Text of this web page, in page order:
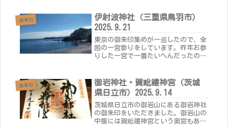
ことなどから、鬼太郎茶屋がああ...
御朱印
伊射波神社（三重県鳥羽市）
2025.9.21
東京の御朱印集めが一巡したので、全
国の一宮参りをしています。昨年お参
りした一宮で一番たいへんだったのが
較的交通が便利なところにあるイメー
ジでしたが、伊射波神社は駐車場から
歩...
御朱印
御岩神社・賀毗禮神宮（茨城
県日立市）2025.9.14
茨城県日立市の御岩山にある御岩神社
の御朱印をいただきました。御岩山の
中腹には賀毗禮神宮という奥宮もあ